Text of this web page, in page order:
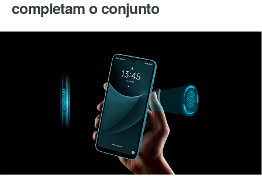
completam o conjunto